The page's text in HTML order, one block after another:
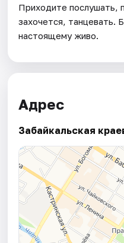
Приходите послушать,
захочется, танцевать.
настоящему живо.
Адрес
Забайкальская